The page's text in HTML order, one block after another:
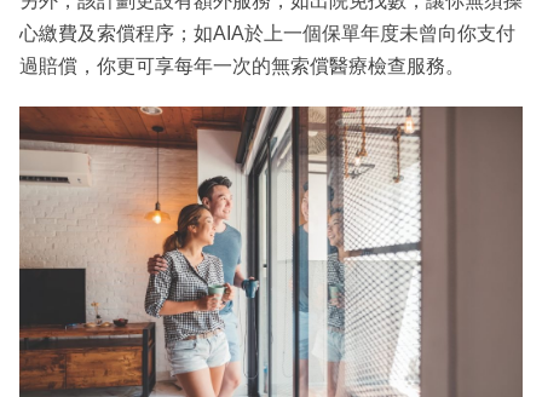
心繳費及索償程序；如AIA於上一個保單年度未曾向你支付
過賠償，你更可享每年一次的無索償醫療檢查服務。